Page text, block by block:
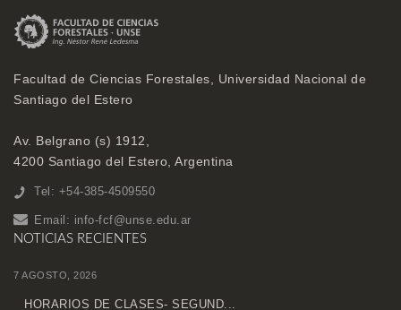
Facultad de Ciencias Forestales, Universidad Nacional de
Santiago del Estero
Av. Belgrano (s) 1912,
4200 Santiago del Estero, Argentina
Tel: +54-385-4509550
Email: info-fcf@unse.edu.ar
NOTICIAS RECIENTES
7 AGOSTO, 2026
HORARIOS DE CLASES- SEGUND...